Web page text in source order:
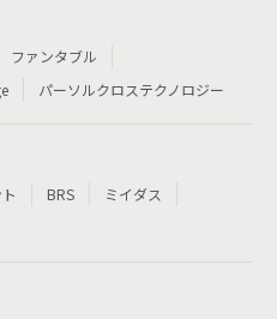
ファンタブル
パーソルクロステクノロジー
BRS
ミイダス